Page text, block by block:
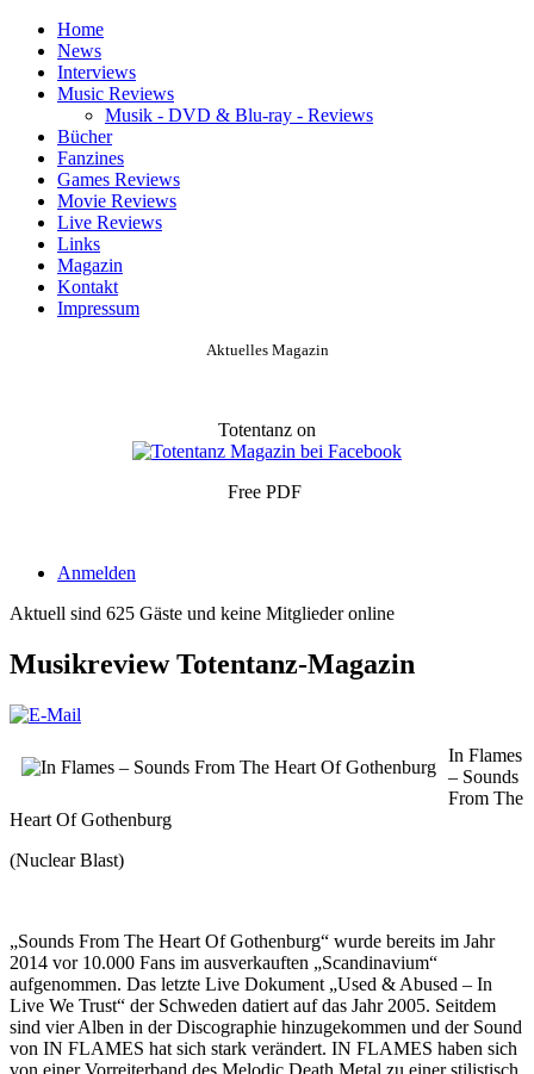
Home
News
Interviews
Music Reviews
Musik - DVD & Blu-ray - Reviews
Bücher
Fanzines
Games Reviews
Movie Reviews
Live Reviews
Links
Magazin
Kontakt
Impressum
Aktuelles Magazin
Totentanz on
Free PDF
Anmelden
Aktuell sind 625 Gäste und keine Mitglieder online
Musikreview Totentanz-Magazin
In Flames
– Sounds
From The
Heart Of Gothenburg
(Nuclear Blast)
„Sounds From The Heart Of Gothenburg“ wurde bereits im Jahr
2014 vor 10.000 Fans im ausverkauften „Scandinavium“
aufgenommen. Das letzte Live Dokument „Used & Abused – In
Live We Trust“ der Schweden datiert auf das Jahr 2005. Seitdem
sind vier Alben in der Discographie hinzugekommen und der Sound
von IN FLAMES hat sich stark verändert. IN FLAMES haben sich
von einer Vorreiterband des Melodic Death Metal zu einer stilistisch